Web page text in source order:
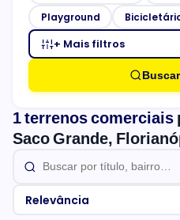
Playground
+ Mais filtros
1 terrenos comerciais
Saco Grande,
Relevância